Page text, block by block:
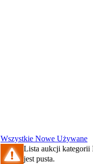
Wszystkie Nowe Używane
Lista aukcji kategorii
jest pusta.